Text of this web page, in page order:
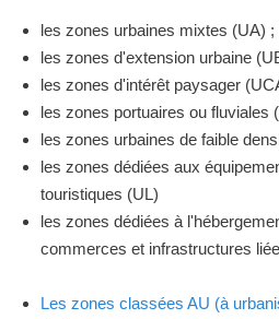
les zones urbaines mixtes (UA) ;
les zones d'extension urbaine
les zones d'intérêt paysager
les zones portuaires ou fluviales
les zones urbaines de faible
les zones dédiées aux
touristiques (UL)
les zones dédiées à
commerces et infrastructures
Les zones classées AU (à